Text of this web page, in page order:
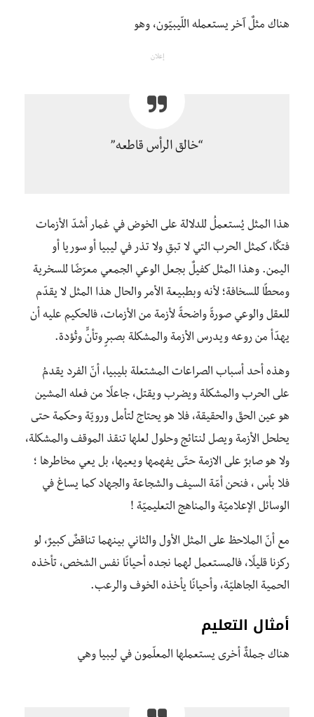
هناك مثلٌ آخر يستعمله اللّيبيّون، وهو
إعلان
“خالق الرأس قاطعه”
هذا المثل يُستعملُ للدلالة على الخوض في غمار أشدّ الأزمات
فتكًا، كمثل الحرب التي لا تبقِ ولا تذر في ليبيا أو سوريا أو
اليمن. وهذا المثل كفيلٌ بجعل الوعي الجمعي معرّضًا للسخرية
ومحطًا للسخافة؛ لأنه وبطبيعة الأمر والحال هذا المثل لا يقدّم
للعقل والوعي صورةً واضحةً لأزمة من الأزمات، فالحكيم عليه أن
يهدّأ من روعه ويدرس الأزمة والمشكلة بصبرٍ وتأنٍّ وتُؤدة.
وهذه أحد أسباب الصراعات المشتعلة بليبيا، أنّ الفرد يقدمُ
على الحرب والمشكلة ويضرب ويقتل، جاعلًا من فعله المشين
هو عين الحقّ والحقيقة، فلا هو يحتاج لتأمل ورويّة وحكمة حتى
يحلحل الأزمة ويصل لنتائج وحلول لعلها تنقذ الموقف والمشكلة،
ولا هو صابرٌ على الازمة حتّى يفهمها ويعيها، بل يعي مخاطرها ؛
فلا بأس ، فنحن أمّة السيف والشجاعة والجهاد كما يساغ في
الوسائل الإعلاميّة والمناهج التعليميّة !
مع أنّ الملاحظ على المثل الأول والثاني بينهما تناقضٌ كبيرٌ، لو
ركزنا قليلًا، فالمستعمل لهما نجده أحيانًا نفس الشخص، تأخذه
الحمية الجاهليّة، وأحيانًا يأخذه الخوف والرعب.
أمثال التعليم
هناك جملةٌ أخرى يستعملها المعلّمون في ليبيا وهي